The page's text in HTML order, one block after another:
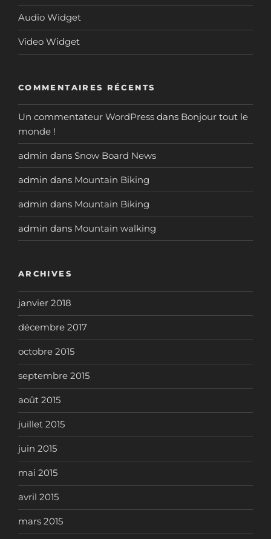
Audio Widget
Video Widget
COMMENTAIRES RÉCENTS
Un commentateur WordPress dans Bonjour tout le
monde !
admin dans Snow Board News
admin dans Mountain Biking
admin dans Mountain Biking
admin dans Mountain walking
ARCHIVES
janvier 2018
décembre 2017
octobre 2015
septembre 2015
août 2015
juillet 2015
juin 2015
mai 2015
avril 2015
mars 2015